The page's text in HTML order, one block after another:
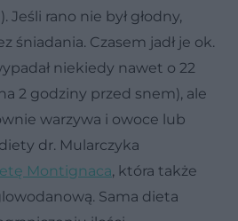
Jeśli rano nie był głodny,
śniadania. Czasem jadł je ok.
niekiedy nawet o 22
2 godziny przed snem), ale
warzywa i owoce lub
dr. Mularczyka
Montignaca, która także
Sama dieta